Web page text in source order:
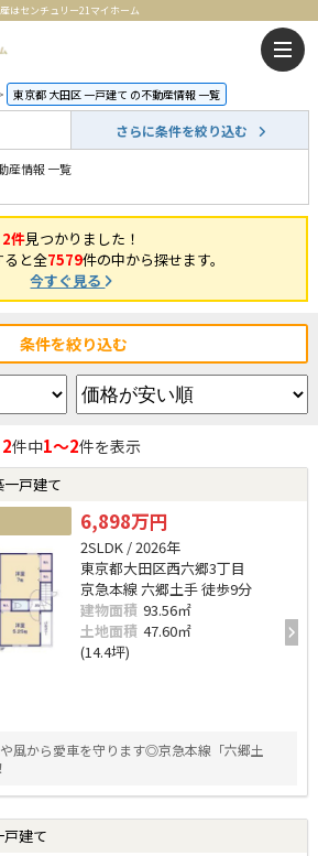
はセンチュリー21マイホーム
東京都 大田区 一戸建て の不動産情報 一覧
さらに条件を絞り込む
産情報 一覧
2件見つかりました！
ると全7579件の中から探せます。
今すぐ見る
条件を絞り込む
2件中1～2件を表示
戸建て
6,898万円
2SLDK / 2026年
東京都大田区西六郷3丁目
京急本線 六郷土手 徒歩9分
建物面積 93.56㎡
土地面積 47.60㎡
(14.4坪)
風から愛車を守ります◎京急本線「六郷土
建て